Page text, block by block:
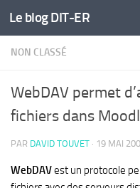
Skip to content
Le blog DIT-ER
NON CLASSÉ
WebDAV permet
fichiers dans
PAR DAVID TOUVET · 19 MAI
WebDAVest un protocole